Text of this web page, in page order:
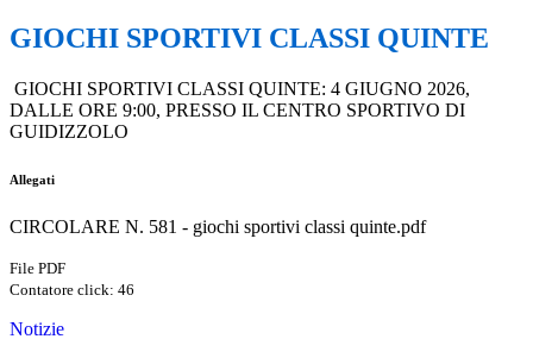
GIOCHI SPORTIVI CLASSI QUINTE
GIOCHI SPORTIVI CLASSI QUINTE: 4 GIUGNO 2026,
DALLE ORE 9:00, PRESSO IL CENTRO SPORTIVO DI
GUIDIZZOLO
Allegati
CIRCOLARE N. 581 - giochi sportivi classi quinte.pdf
File PDF
Contatore click: 46
Notizie